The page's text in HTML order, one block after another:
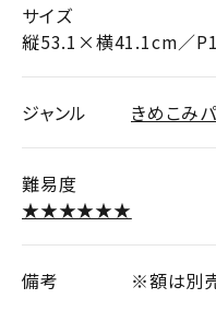
サイズ
縦53.1×横41.1cm／
ジャンル きめこみ
難易度
★★★★★★
備考 ※額は別売